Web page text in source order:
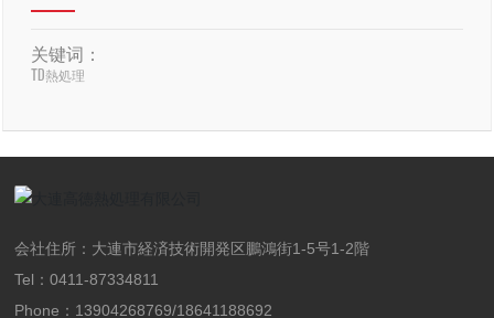
关键词：
TD熱処理
会社住所：大連市経済技術開発区鵬鴻街1-5号1-2階
Tel：0411-87334811
Phone： 13904268769/18641188692